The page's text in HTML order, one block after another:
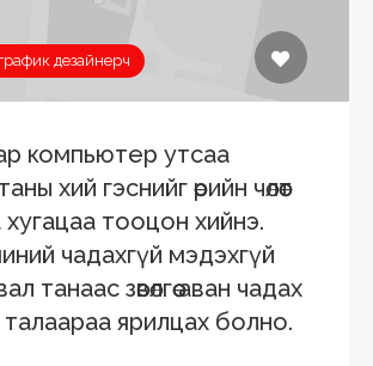
дезайнерч
компьютер утсаа
хий гэснийг өөрийн чөлөөт
хугацаа тооцон хийнэ.
чадахгүй мэдэхгүй
танаас зөвөлгөө аван чадах
талаараа ярилцах болно.